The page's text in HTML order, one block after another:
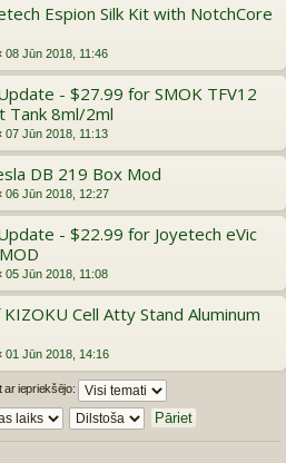
Espion Silk Kit with NotchCore
08 Jūn 2018, 11:46
- $27.99 for SMOK TFV12
Tank 8ml/2ml
07 Jūn 2018, 11:13
DB 219 Box Mod
06 Jūn 2018, 12:27
- $22.99 for Joyetech eVic
05 Jūn 2018, 11:08
Cell Atty Stand Aluminum
01 Jūn 2018, 14:16
ar iepriekšējo: